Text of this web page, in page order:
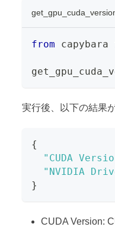
from capybara
実行後、以下の結果
{
"CUDA
"NVIDIA
}
CUDA Version: